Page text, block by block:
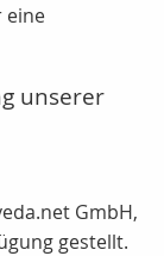
eine
unserer
GmbH,
gestellt.